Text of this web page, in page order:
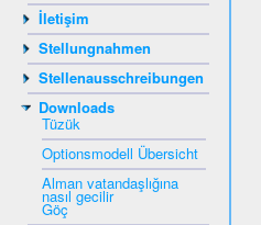
İletişim
Stellungnahmen
Stellenausschreibungen
Downloads
Tüzük
Optionsmodell Übersicht
Alman vatandaşlığına
nasıl gecilir
Göç